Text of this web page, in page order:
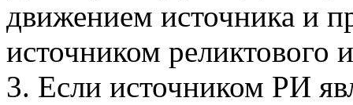
движением источника и
источником реликтового
3. Если источником РИ